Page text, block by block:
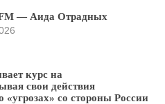
— Аида Отрадных
курс на
свои действия
со стороны России